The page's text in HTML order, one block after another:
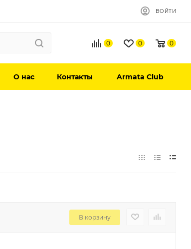
ВОЙТИ
0 0 0
О нас Контакты Armata Club
В корзину